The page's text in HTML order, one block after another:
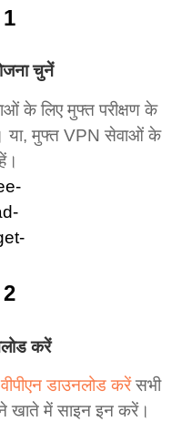
चुनें
के लिए मुफ्त परीक्षण के
मुफ्त VPN सेवाओं के
करें
वीपीएन डाउनलोड करेंसभी
खाते में साइन इन करें।